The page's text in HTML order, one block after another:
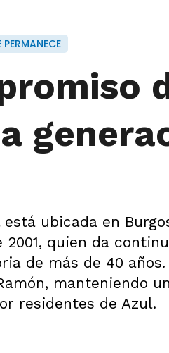
ubicada en
2001, quien da
de más de 40
manteniendo
residentes de Azul.